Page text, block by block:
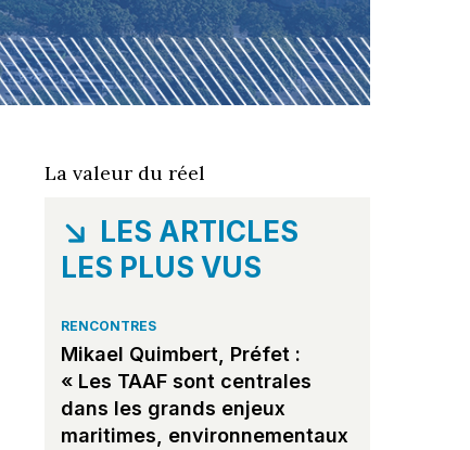
La valeur du réel
LES ARTICLES
LES PLUS VUS
RENCONTRES
Mikael Quimbert, Préfet :
« Les TAAF sont centrales
dans les grands enjeux
maritimes, environnementaux